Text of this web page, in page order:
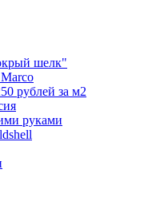
шелк"
рублей за м2
руками